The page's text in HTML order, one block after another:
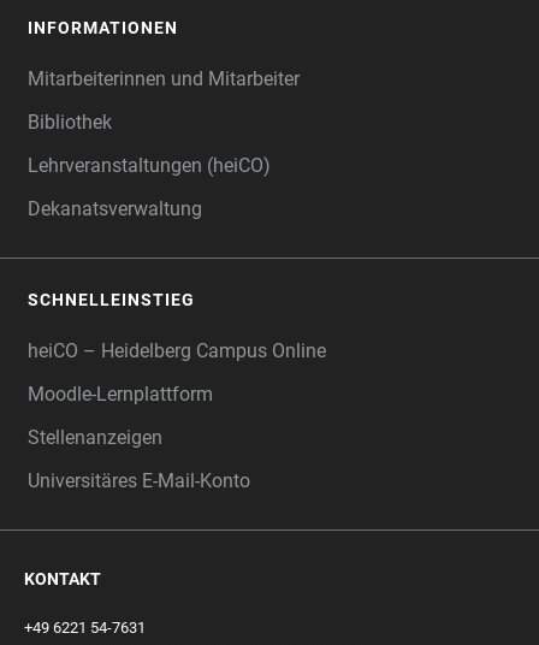
INFORMATIONEN
Mitarbeiterinnen und Mitarbeiter
Bibliothek
Lehrveranstaltungen (heiCO)
Dekanatsverwaltung
SCHNELLEINSTIEG
heiCO – Heidelberg Campus Online
Moodle-Lernplattform
Stellenanzeigen
Universitäres E-Mail-Konto
KONTAKT
+49 6221 54-7631